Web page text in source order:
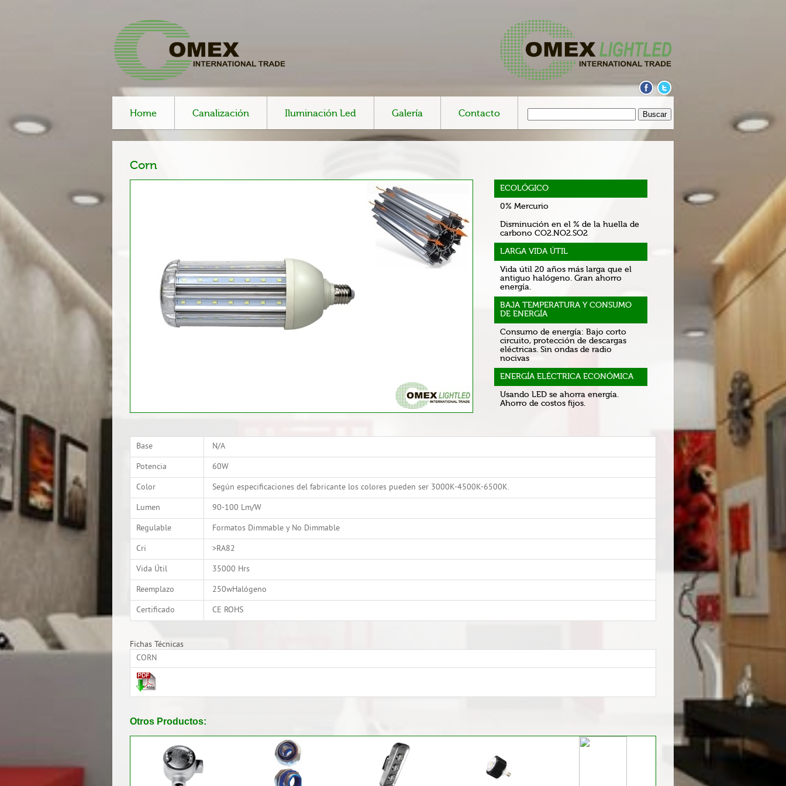
Home Canalización Iluminación Led Galería Contacto
Corn
ECOLÓGICO
0% Mercurio
Disminución en el % de la huella de
carbono CO2.NO2.SO2
LARGA VIDA ÚTIL
Vida útil 20 años más larga que el
antiguo halógeno. Gran ahorro
energía.
BAJA TEMPERATURA Y CONSUMO
DE ENERGÍA
Consumo de energía: Bajo corto
circuito, protección de descargas
eléctricas. Sin ondas de radio
nocivas
ENERGÍA ELÉCTRICA ECONÓMICA
Usando LED se ahorra energía.
Ahorro de costos fijos.
Base N/A
Potencia 60W
Color Según especificaciones del fabricante los colores pueden ser 3000K-4500K-6500K.
Lumen 90-100 Lm/W
Regulable Formatos Dimmable y No Dimmable
Cri >RA82
Vida Útil 35000 Hrs
Reemplazo 250wHalógeno
Certificado CE ROHS
Fichas Técnicas
CORN
Otros Productos: